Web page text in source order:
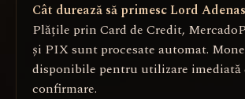
Cât durează să primesc Lord
Plățile prin Card de Credit,
și PIX sunt procesate automat.
disponibile pentru utilizare imediată
confirmare.